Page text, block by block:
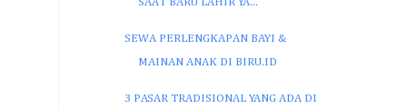
SEWA PERLENGKAPAN BAYI &
MAINAN ANAK DI BIRU.ID
3 PASAR TRADISIONAL YANG ADA DI